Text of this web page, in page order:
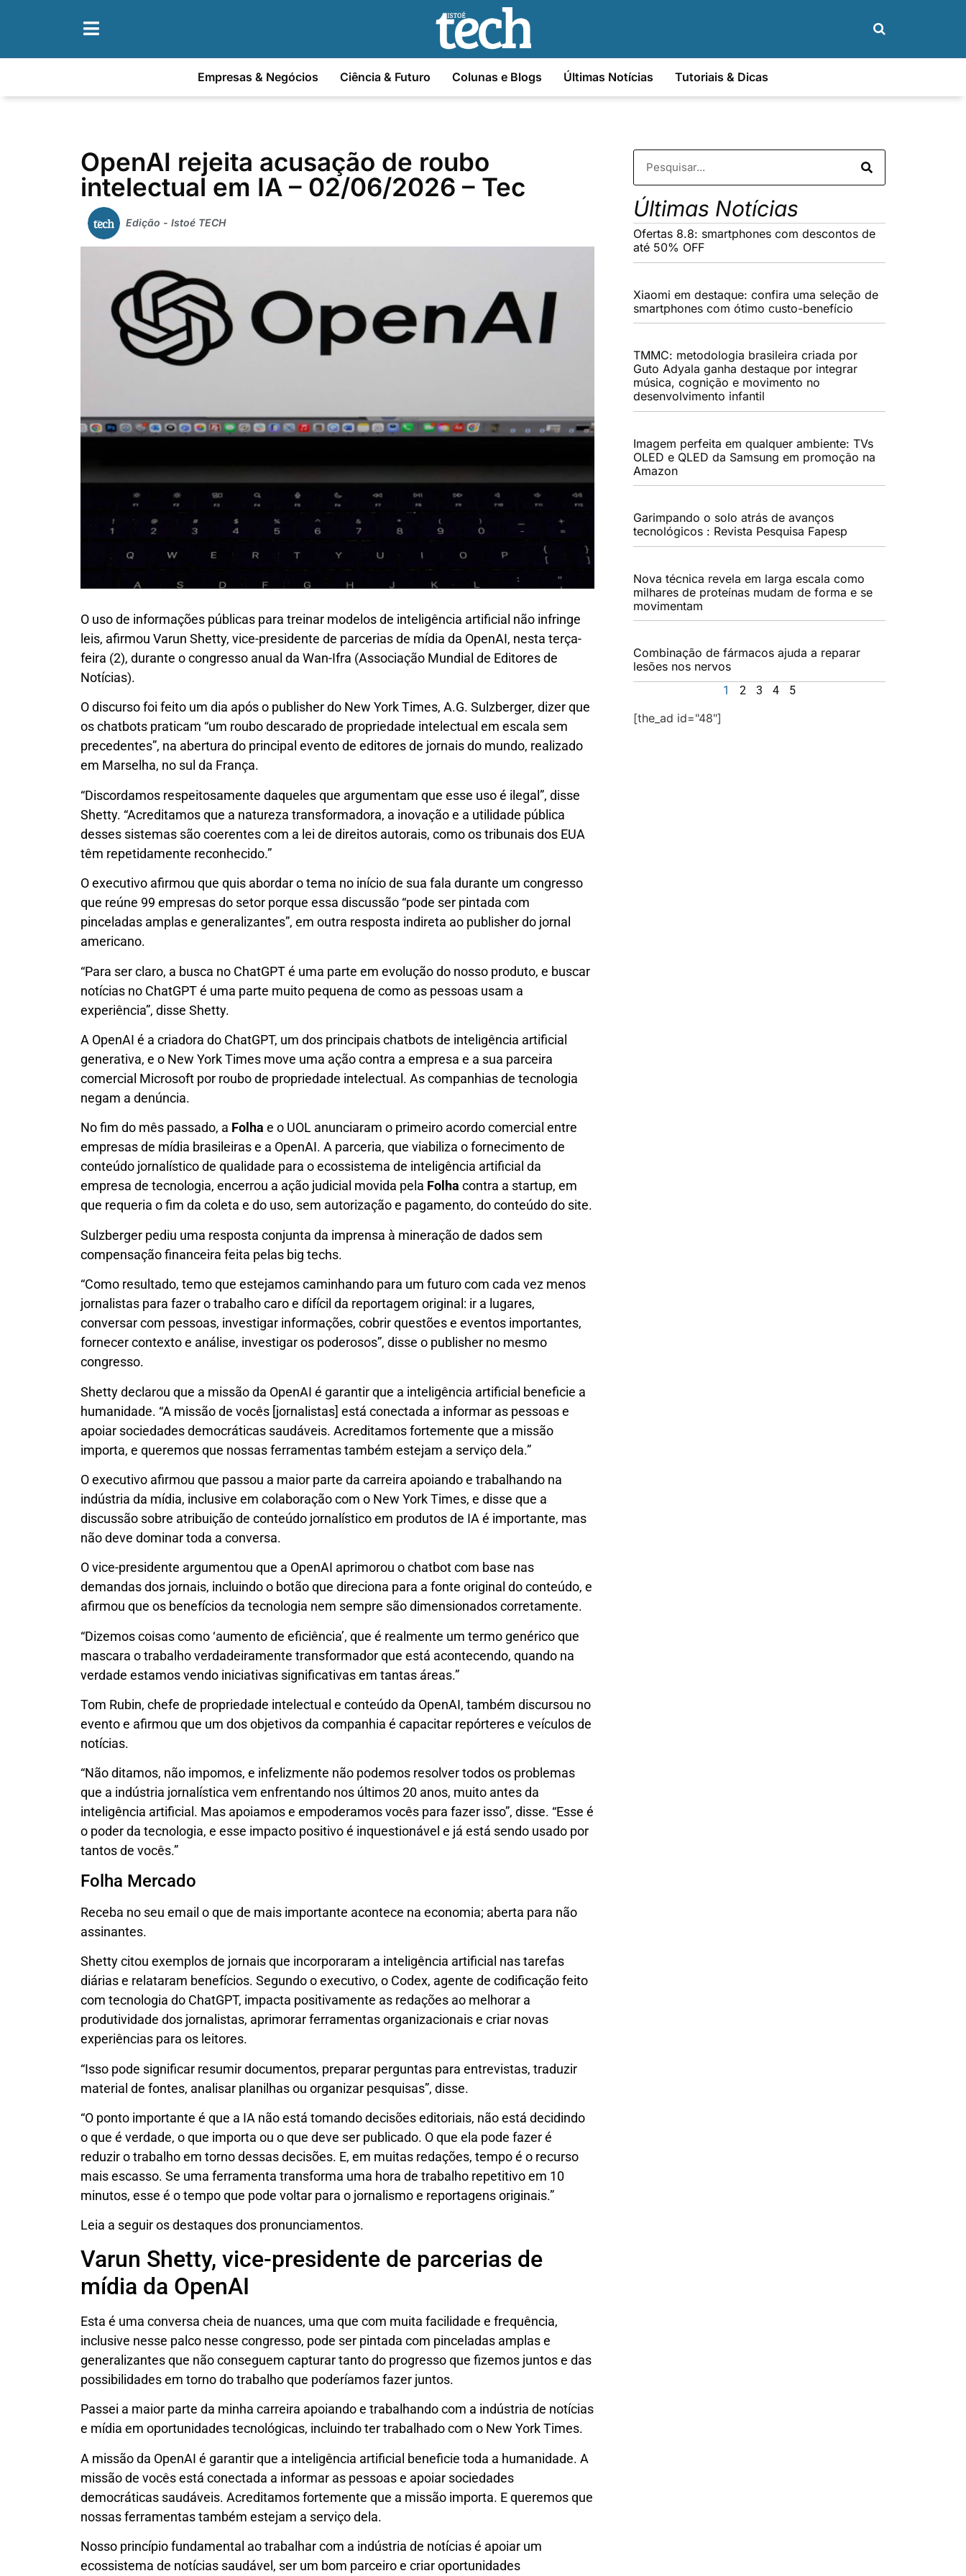
Empresas & Negócios Ciência & Futuro Colunas e Blogs Últimas Notícias Tutoriais & Dicas
OpenAI rejeita acusação de roubo
intelectual em IA – 02/06/2026 – Tec
Edição - Istoé TECH
O uso de informações públicas para treinar modelos de inteligência artificial não infringe
leis, afirmou Varun Shetty, vice-presidente de parcerias de mídia da OpenAI, nesta terça-
feira (2), durante o congresso anual da Wan-Ifra (Associação Mundial de Editores de
Notícias).
O discurso foi feito um dia após o publisher do New York Times, A.G. Sulzberger, dizer que
os chatbots praticam “um roubo descarado de propriedade intelectual em escala sem
precedentes”, na abertura do principal evento de editores de jornais do mundo, realizado
em Marselha, no sul da França.
“Discordamos respeitosamente daqueles que argumentam que esse uso é ilegal”, disse
Shetty. “Acreditamos que a natureza transformadora, a inovação e a utilidade pública
desses sistemas são coerentes com a lei de direitos autorais, como os tribunais dos EUA
têm repetidamente reconhecido.”
O executivo afirmou que quis abordar o tema no início de sua fala durante um congresso
que reúne 99 empresas do setor porque essa discussão “pode ser pintada com
pinceladas amplas e generalizantes”, em outra resposta indireta ao publisher do jornal
americano.
“Para ser claro, a busca no ChatGPT é uma parte em evolução do nosso produto, e buscar
notícias no ChatGPT é uma parte muito pequena de como as pessoas usam a
experiência”, disse Shetty.
A OpenAI é a criadora do ChatGPT, um dos principais chatbots de inteligência artificial
generativa, e o New York Times move uma ação contra a empresa e a sua parceira
comercial Microsoft por roubo de propriedade intelectual. As companhias de tecnologia
negam a denúncia.
No fim do mês passado, a Folha e o UOL anunciaram o primeiro acordo comercial entre
empresas de mídia brasileiras e a OpenAI. A parceria, que viabiliza o fornecimento de
conteúdo jornalístico de qualidade para o ecossistema de inteligência artificial da
empresa de tecnologia, encerrou a ação judicial movida pela Folha contra a startup, em
que requeria o fim da coleta e do uso, sem autorização e pagamento, do conteúdo do site.
Sulzberger pediu uma resposta conjunta da imprensa à mineração de dados sem
compensação financeira feita pelas big techs.
“Como resultado, temo que estejamos caminhando para um futuro com cada vez menos
jornalistas para fazer o trabalho caro e difícil da reportagem original: ir a lugares,
conversar com pessoas, investigar informações, cobrir questões e eventos importantes,
fornecer contexto e análise, investigar os poderosos”, disse o publisher no mesmo
congresso.
Shetty declarou que a missão da OpenAI é garantir que a inteligência artificial beneficie a
humanidade. “A missão de vocês [jornalistas] está conectada a informar as pessoas e
apoiar sociedades democráticas saudáveis. Acreditamos fortemente que a missão
importa, e queremos que nossas ferramentas também estejam a serviço dela.”
O executivo afirmou que passou a maior parte da carreira apoiando e trabalhando na
indústria da mídia, inclusive em colaboração com o New York Times, e disse que a
discussão sobre atribuição de conteúdo jornalístico em produtos de IA é importante, mas
não deve dominar toda a conversa.
O vice-presidente argumentou que a OpenAI aprimorou o chatbot com base nas
demandas dos jornais, incluindo o botão que direciona para a fonte original do conteúdo, e
afirmou que os benefícios da tecnologia nem sempre são dimensionados corretamente.
“Dizemos coisas como ‘aumento de eficiência’, que é realmente um termo genérico que
mascara o trabalho verdadeiramente transformador que está acontecendo, quando na
verdade estamos vendo iniciativas significativas em tantas áreas.”
Tom Rubin, chefe de propriedade intelectual e conteúdo da OpenAI, também discursou no
evento e afirmou que um dos objetivos da companhia é capacitar repórteres e veículos de
notícias.
“Não ditamos, não impomos, e infelizmente não podemos resolver todos os problemas
que a indústria jornalística vem enfrentando nos últimos 20 anos, muito antes da
inteligência artificial. Mas apoiamos e empoderamos vocês para fazer isso”, disse. “Esse é
o poder da tecnologia, e esse impacto positivo é inquestionável e já está sendo usado por
tantos de vocês.”
Folha Mercado
Receba no seu email o que de mais importante acontece na economia; aberta para não
assinantes.
Shetty citou exemplos de jornais que incorporaram a inteligência artificial nas tarefas
diárias e relataram benefícios. Segundo o executivo, o Codex, agente de codificação feito
com tecnologia do ChatGPT, impacta positivamente as redações ao melhorar a
produtividade dos jornalistas, aprimorar ferramentas organizacionais e criar novas
experiências para os leitores.
“Isso pode significar resumir documentos, preparar perguntas para entrevistas, traduzir
material de fontes, analisar planilhas ou organizar pesquisas”, disse.
“O ponto importante é que a IA não está tomando decisões editoriais, não está decidindo
o que é verdade, o que importa ou o que deve ser publicado. O que ela pode fazer é
reduzir o trabalho em torno dessas decisões. E, em muitas redações, tempo é o recurso
mais escasso. Se uma ferramenta transforma uma hora de trabalho repetitivo em 10
minutos, esse é o tempo que pode voltar para o jornalismo e reportagens originais.”
Leia a seguir os destaques dos pronunciamentos.
Varun Shetty, vice-presidente de parcerias de
mídia da OpenAI
Esta é uma conversa cheia de nuances, uma que com muita facilidade e frequência,
inclusive nesse palco nesse congresso, pode ser pintada com pinceladas amplas e
generalizantes que não conseguem capturar tanto do progresso que fizemos juntos e das
possibilidades em torno do trabalho que poderíamos fazer juntos.
Passei a maior parte da minha carreira apoiando e trabalhando com a indústria de notícias
e mídia em oportunidades tecnológicas, incluindo ter trabalhado com o New York Times.
A missão da OpenAI é garantir que a inteligência artificial beneficie toda a humanidade. A
missão de vocês está conectada a informar as pessoas e apoiar sociedades
democráticas saudáveis. Acreditamos fortemente que a missão importa. E queremos que
nossas ferramentas também estejam a serviço dela.
Nosso princípio fundamental ao trabalhar com a indústria de notícias é apoiar um
ecossistema de notícias saudável, ser um bom parceiro e criar oportunidades
Últimas Notícias
Ofertas 8.8: smartphones com descontos de
até 50% OFF
Xiaomi em destaque: confira uma seleção de
smartphones com ótimo custo-benefício
TMMC: metodologia brasileira criada por
Guto Adyala ganha destaque por integrar
música, cognição e movimento no
desenvolvimento infantil
Imagem perfeita em qualquer ambiente: TVs
OLED e QLED da Samsung em promoção na
Amazon
Garimpando o solo atrás de avanços
tecnológicos : Revista Pesquisa Fapesp
Nova técnica revela em larga escala como
milhares de proteínas mudam de forma e se
movimentam
Combinação de fármacos ajuda a reparar
lesões nos nervos
1 2 3 4 5
[the_ad id="48"]